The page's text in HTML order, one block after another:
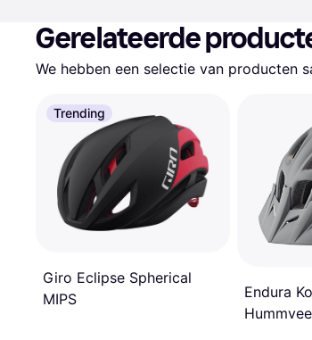
Gerelateerde
We hebben een selectie van producten
Trending
Giro Eclipse Spherical
MIPS
Endura